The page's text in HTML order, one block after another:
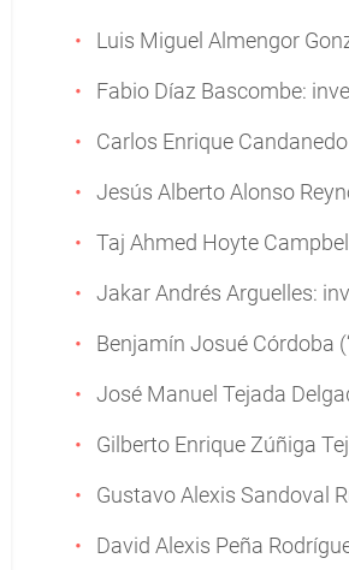
Luis Miguel Almengor
Fabio Díaz Bascombe:
Carlos Enrique
Jesús Alberto Alonso
Taj Ahmed Hoyte
Jakar Andrés Arguelles:
Benjamín Josué Córdoba
José Manuel Tejada
Gilberto Enrique Zúñiga
Gustavo Alexis Sandoval
David Alexis Peña